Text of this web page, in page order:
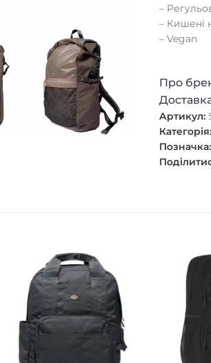
–
– Кишені
– Vegan
Про
Артикул:
Категорія:
Позначка: